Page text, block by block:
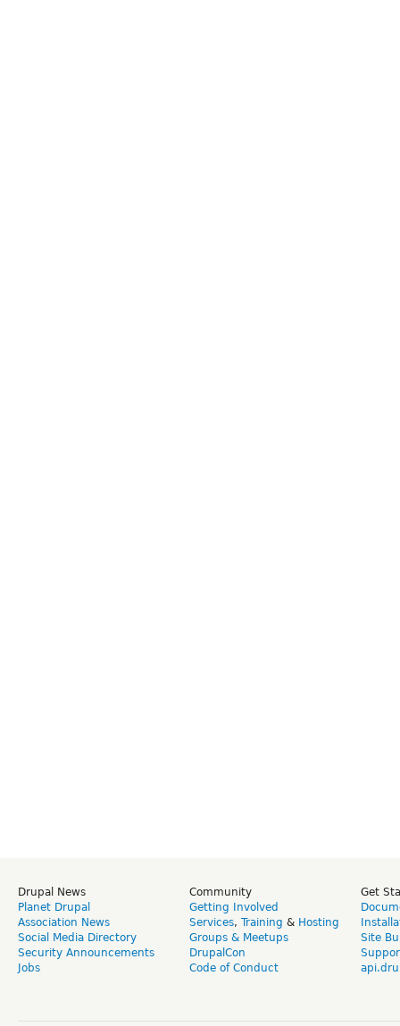
Drupal News
Planet Drupal
Association News
Social Media Directory
Security Announcements
Jobs
Community
Getting Involved
Services, Training & Hosting
Groups & Meetups
DrupalCon
Code of Conduct
Get
Site